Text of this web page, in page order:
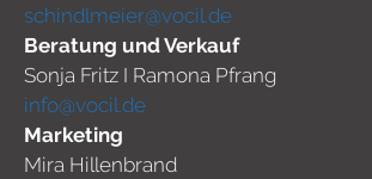
schindlmeier@vocil.de
Beratung und Verkauf
Sonja Fritz I Ramona Pfrang
info@vocil.de
Marketing
Mira Hillenbrand